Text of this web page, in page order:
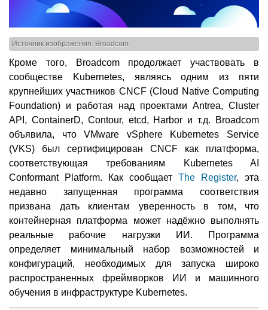
Источник изображения: Broadcom
Кроме того, Broadcom продолжает участвовать в
сообществе Kubernetes, являясь одним из пяти
крупнейших участников CNCF (Cloud Native Computing
Foundation) и работая над проектами Antrea, Cluster
API, ContainerD, Contour, etcd, Harbor и т.д. Broadcom
объявила, что VMware vSphere Kubernetes Service
(VKS) был сертифицирован CNCF как платформа,
соответствующая требованиям Kubernetes AI
Conformant Platform. Как сообщает The Register, эта
недавно запущенная программа соответствия
призвана дать клиентам уверенность в том, что
контейнерная платформа может надёжно выполнять
реальные рабочие нагрузки ИИ. Программа
определяет минимальный набор возможностей и
конфигураций, необходимых для запуска широко
распространенных фреймворков ИИ и машинного
обучения в инфраструктуре Kubernetes.